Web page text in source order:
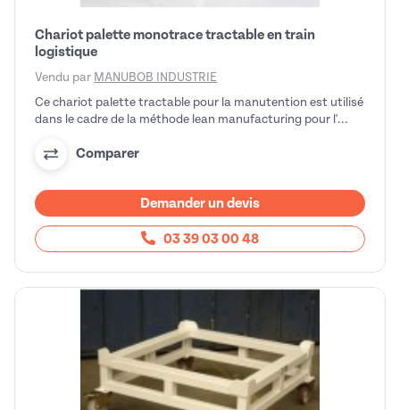
Chariot palette monotrace tractable en train
logistique
Vendu par MANUBOB INDUSTRIE
Ce chariot palette tractable pour la manutention est utilisé
dans le cadre de la méthode lean manufacturing pour l'...
Comparer
Demander un devis
03 39 03 00 48